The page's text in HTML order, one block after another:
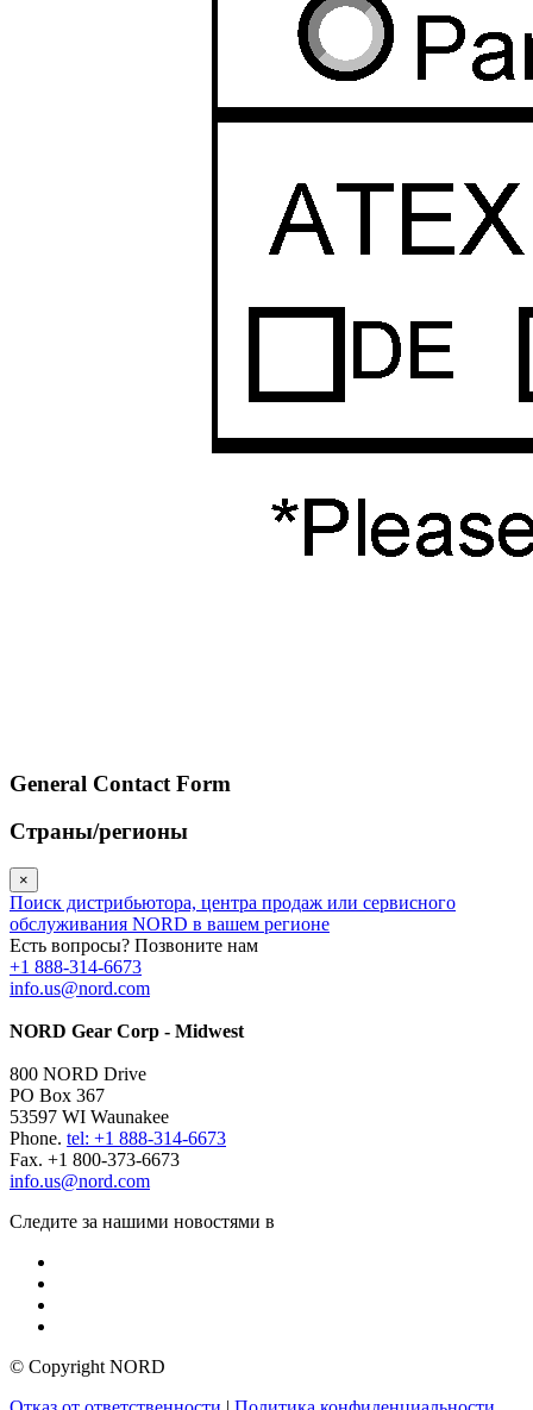
General Contact Form
Страны/регионы
×
Поиск дистрибьютора, центра продаж или сервисного
обслуживания NORD в вашем регионе
Есть вопросы? Позвоните нам
+1 888-314-6673
info.us@nord.com
NORD Gear Corp - Midwest
800 NORD Drive
PO Box 367
53597 WI Waunakee
Phone. tel: +1 888-314-6673
Fax. +1 800-373-6673
info.us@nord.com
Следите за нашими новостями в
© Copyright NORD